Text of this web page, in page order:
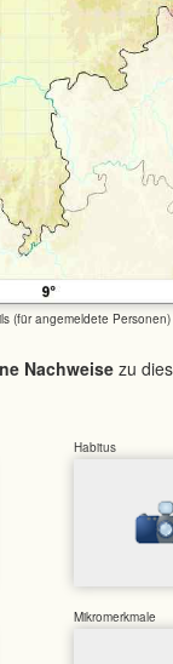
(für angemeldete Personen)
Nachweise zu
Habitus
Mikromerkmale